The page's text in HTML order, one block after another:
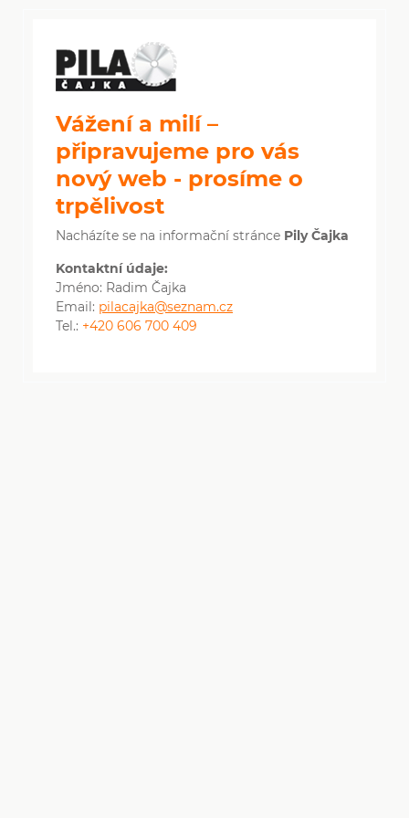
Vážení a milí –
připravujeme pro vás
nový web - prosíme o
trpělivost
Nacházíte se na informační stránce Pily Čajka
Kontaktní údaje:
Jméno: Radim Čajka
Email: pilacajka@seznam.cz
Tel.: +420 606 700 409